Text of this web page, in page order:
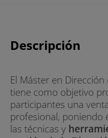
Descripción
El Máster en
tiene como objetivo
participantes una
profesional, poniendo
las técnicas y